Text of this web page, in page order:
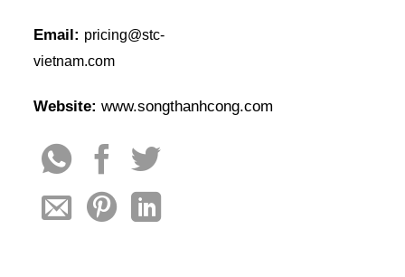
Email: pricing@stc-
vietnam.com
Website:www.songthanhcong.com